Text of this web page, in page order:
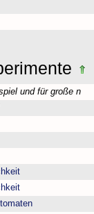
und für große n